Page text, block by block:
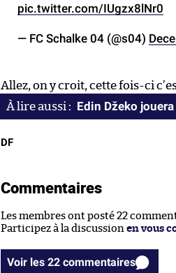
pic.twitter.com/IUgzx8lNr0
— FC Schalke 04 (@s04)
Allez, on y croit, cette fois-ci
Edin Džeko
DF
Commentaires
Les membres ont posté 22
Participez à la discussion en vous
Voir les 22 commentaires